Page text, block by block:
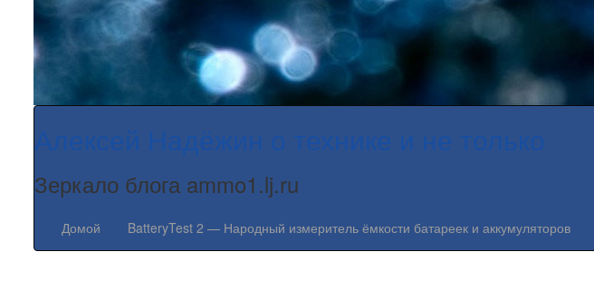
Алексей Надёжин о технике и не только
Зеркало блога ammo1.lj.ru
Домой BatteryTest 2 — Народный измеритель ёмкости батареек и аккумуляторов